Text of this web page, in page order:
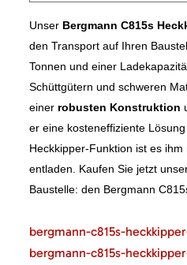
Unser Bergmann C815s
den Transport auf Ihren
Tonnen und einer
Schüttgütern und schweren
einer robusten Konstruktion
er eine kosteneffiziente
Heckkipper-Funktion ist es
entladen. Kaufen Sie jetzt
Baustelle: den Bergmann
bergmann-c815s-
bergmann-c815s-